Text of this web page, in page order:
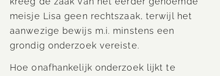
meisje Lisa geen rechtszaak, terwijl het
aanwezige bewijs m.i. minstens een
grondig onderzoek vereiste.
Hoe onafhankelijk onderzoek lijkt te